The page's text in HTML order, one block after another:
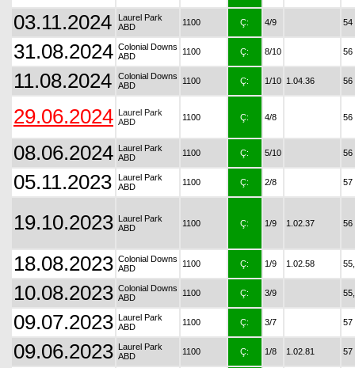
03.11.2024
Laurel Park
ABD
1100 Ç: 4/9 54
31.08.2024 Colonial Downs
ABD
1100 Ç: 8/10 56
11.08.2024
Colonial Downs
ABD
1100 Ç: 1/10 1.04.36 56
29.06.2024 Laurel Park
ABD
1100 Ç: 4/8 56
08.06.2024 Laurel Park
ABD
1100 Ç: 5/10 56
05.11.2023
Laurel Park
ABD
1100 Ç: 2/8 57
19.10.2023 Laurel Park
ABD
1100 Ç: 1/9 1.02.37 56
18.08.2023 Colonial Downs
ABD
1100 Ç: 1/9 1.02.58
10.08.2023 Colonial Downs
ABD
1100 Ç: 3/9
09.07.2023 Laurel Park
ABD
1100 Ç: 3/7 57
09.06.2023 Laurel Park
ABD
1100 Ç: 1/8 1.02.81 57